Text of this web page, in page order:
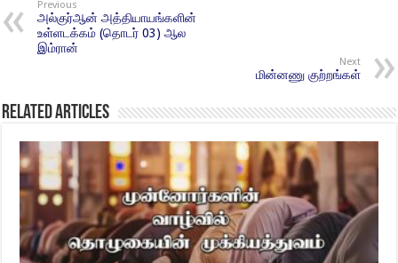
Previous
அல்குர்ஆன் அத்தியாயங்களின்
உள்ளடக்கம் (தொடர் 03) ஆல
இம்ரான்
Next
மின்னணு குற்றங்கள்
Related Articles